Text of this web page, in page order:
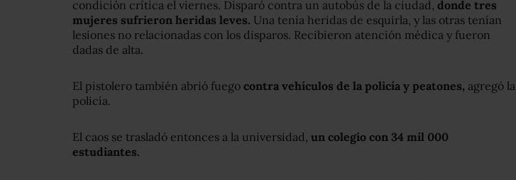
condición crítica el viernes. Disparó contra un autobús de la ciudad, donde tres
mujeres sufrieron heridas leves. Una tenía heridas de esquirla, y las otras tenían
lesiones no relacionadas con los disparos. Recibieron atención médica y fueron
dadas de alta.
El pistolero también abrió fuego contra vehículos de la policía y peatones, agregó la
policía.
El caos se trasladó entonces a la universidad, un colegio con 34 mil 000
estudiantes.